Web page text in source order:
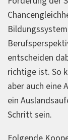
entscheiden
richtige ist. So
aber auch eine
ein
Schritt sein.